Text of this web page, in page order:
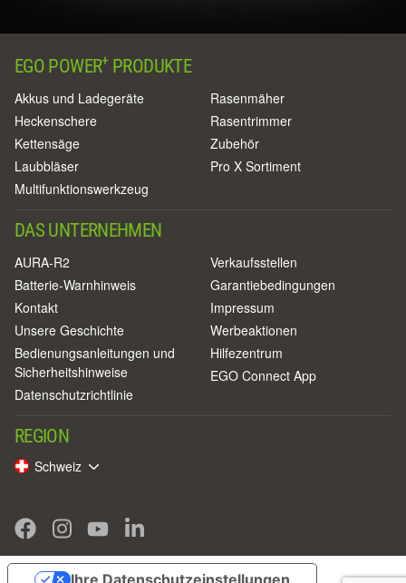
EGO POWER+PRODUKTE
Akkus und Ladegeräte
Heckenschere
Kettensäge
Laubbläser
Multifunktionswerkzeug
Rasenmäher
Rasentrimmer
Zubehör
Pro X Sortiment
DAS UNTERNEHMEN
AURA-R2
Batterie-Warnhinweis
Kontakt
Unsere Geschichte
Bedienungsanleitungen und
Sicherheitshinweise
Datenschutzrichtlinie
Verkaufsstellen
Garantiebedingungen
Impressum
Werbeaktionen
Hilfezentrum
EGO Connect App
REGION
Schweiz
Ihre Datenschutzeinstellungen